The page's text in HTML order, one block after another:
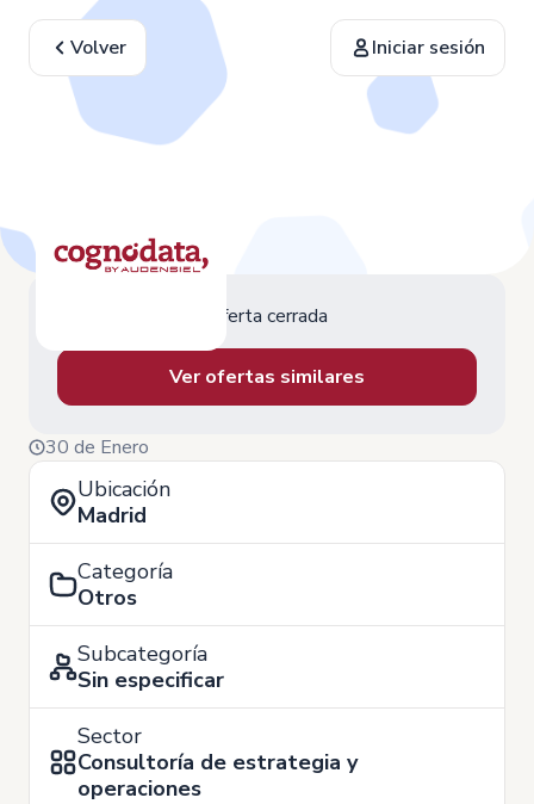
Volver Iniciar sesión
Oferta cerrada
Ver ofertas similares
30 de Enero
Ubicación
Madrid
Categoría
Otros
Subcategoría
Sin especificar
Sector
Consultoría de estrategia y
operaciones